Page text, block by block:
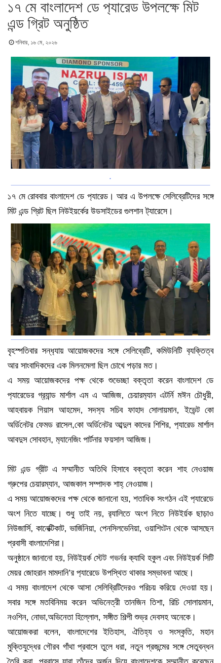
১৭ মে বাংলাদেশ ডে প‍্যারেড উপলক্ষে মিট
এন্ড গ্রিট অনুষ্ঠিত
শনিবার, ১৬ মে, ২০২৬
.
১৭ মে রোববার বাংলাদেশ ডে প‍্যারেড। আর এ উপলক্ষে সেলিব্রেটিদের সঙ্গে
মিট এন্ড গ্রিট ছিল নিউইয়র্কের উডসাইডের গুলশান ট‍্যারেসে।
বৃহস্পতিবার সন্ধ‍্যায় আয়োজকদের সঙ্গে সেলিব্রেটি, কমিউনিটি ব‍্যক্তিত্ব
আর সাংবাদিকদের এক মিলনমেলা ছিল চোখে পড়ার মত।
এ সময় আয়োজকদের পক্ষ থেকে শুভেচ্ছা বক্তৃতা করেন বাংলাদেশ ডে
প‍্যারেডের গ্র‍্যান্ড মার্শাল এম এ আজিজ, চেয়ারম‍্যান এটর্নি মঈন চৌধুরী,
আহবায়ক গিয়াস আহমেদ, সদস‍্য সচিব ফাহাদ সোলায়মান, ইভেন্ট কো
অর্ডিনেটর ফেমড রাসেল,কো অর্ডিনেটর আব্দুল কাদের শিশির, প‍্যারেড মার্শাল
আবদুস সোবহান, ম‍্যানেজিং পার্টনার ফয়সাল আজিজ।
মিট এন্ড গ্রীট এ সম্মানীত অতিথি হিসাবে বক্তৃতা করেন শাহ নেওয়াজ
গ্রুপের চেয়ারম্যান, আজকাল সম্পাদক শাহ্ নেওয়াজ।
এ সময় আয়োজকদের পক্ষ থেকে জানানো হয়, শতাধিক সংগঠন এই প‍্যারেডে
অংশ নিতে যাচ্ছে। শুধু তাই নয়, র‍্যালিতে অংশ নিতে নিউইর্য়ক ছাড়াও
নিউজার্সি, কানেক্টিকাট, ভার্জিনিয়া, পেনসিলভেনিয়া, ওয়াশিংটন থেকে আসছেন
প্রবাসী বাংলাদেশিরা।
অনুষ্ঠানে জানানো হয়, নিউইয়র্ক স্টেট গভর্নর ক‍্যাথি হকুল এবং নিউইয়র্ক সিটি
মেয়র জোহরান মামদানি’র প‍্যারেডে উপস্থিত থাকার সম্ভাবনা আছে।
এ সময় বাংলাদেশ থেকে আসা সেলিব্রিটিদেরও পরিচয় করিয়ে দেওয়া হয়।
সবার সঙ্গে মতবিনিময় করেন অভিনেত্রী তানজিন তিশা, রিচি সোলায়মান,
নওশিন, নোভা,অভিনেতা হিল্লোল, সঙ্গীত শিল্পী শুভ্র দেবসহ অনেকে।
আয়োজকরা বলেন, বাংলাদেশের ইতিহাস, ঐতিহ্য ও সংস্কৃতি, মহান
মুক্তিযুদ্ধের গৌরব গাঁথা প্রবাসে তুলে ধরা, নতুন প্রজন্মের সঙ্গে সেতুবন্ধন